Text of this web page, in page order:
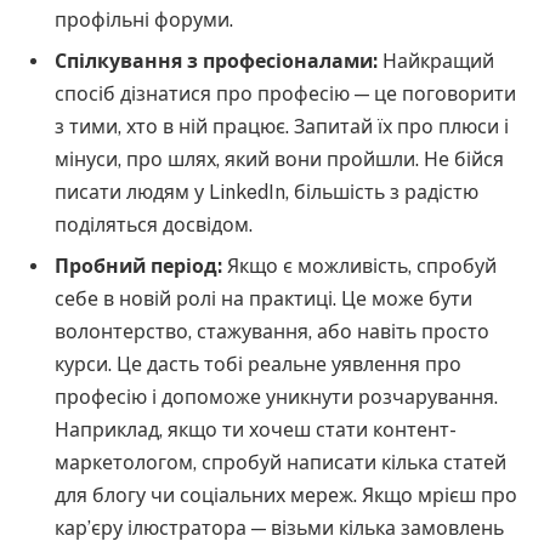
профільні форуми.
Спілкування з професіоналами: Найкращий
спосіб дізнатися про професію — це поговорити
з тими, хто в ній працює. Запитай їх про плюси і
мінуси, про шлях, який вони пройшли. Не бійся
писати людям у LinkedIn, більшість з радістю
поділяться досвідом.
Пробний період: Якщо є можливість, спробуй
себе в новій ролі на практиці. Це може бути
волонтерство, стажування, або навіть просто
курси. Це дасть тобі реальне уявлення про
професію і допоможе уникнути розчарування.
Наприклад, якщо ти хочеш стати контент-
маркетологом, спробуй написати кілька статей
для блогу чи соціальних мереж. Якщо мрієш про
кар’єру ілюстратора — візьми кілька замовлень